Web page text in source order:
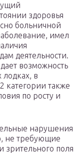
здоровья
больничной
имел
деятельности.
возможность
в
категории также
по росту и
нарушения
не требующие
зрительного поля